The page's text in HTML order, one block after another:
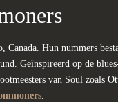
Hun nummers
Geïnspireerd op de
van Soul zoals
.